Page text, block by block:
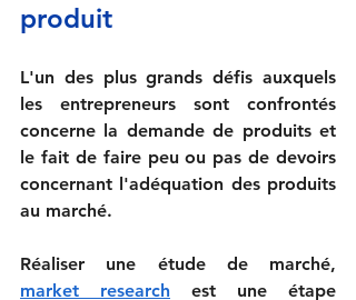
produit
L'un des plus grands défis auxquels
les entrepreneurs sont confrontés
concerne la demande de produits et
le fait de faire peu ou pas de devoirs
concernant l'adéquation des produits
au marché.
Réaliser une étude de marché,
market research
est une étape